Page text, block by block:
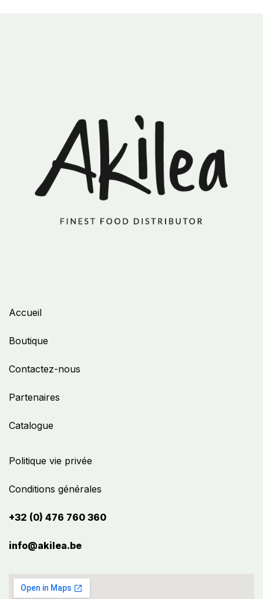
Politique vie privée
Conditions générales
+32 (0) 476 760 360
info@akilea.be​
Accueil
Boutique
Contactez-nous
Partenaires
Catalogue